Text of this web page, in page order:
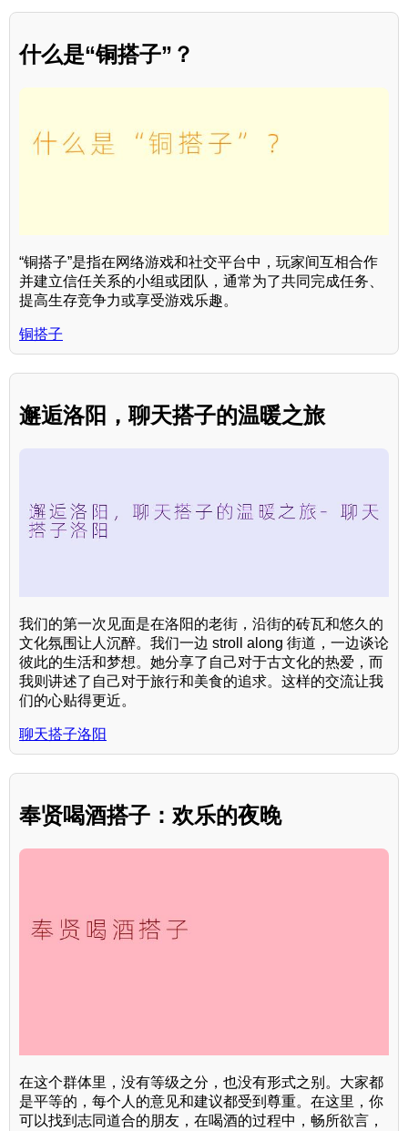
什么是“铜搭子”？
“铜搭子”是指在网络游戏和社交平台中，玩家间互相合作
并建立信任关系的小组或团队，通常为了共同完成任务、
提高生存竞争力或享受游戏乐趣。
铜搭子
邂逅洛阳，聊天搭子的温暖之旅
我们的第一次见面是在洛阳的老街，沿街的砖瓦和悠久的
文化氛围让人沉醉。我们一边 stroll along 街道，一边谈论
彼此的生活和梦想。她分享了自己对于古文化的热爱，而
我则讲述了自己对于旅行和美食的追求。这样的交流让我
们的心贴得更近。
聊天搭子洛阳
奉贤喝酒搭子：欢乐的夜晚
在这个群体里，没有等级之分，也没有形式之别。大家都
是平等的，每个人的意见和建议都受到尊重。在这里，你
可以找到志同道合的朋友，在喝酒的过程中，畅所欲言，